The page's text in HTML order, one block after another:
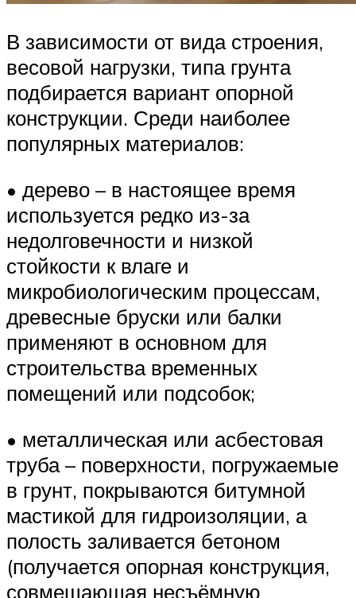
В зависимости от вида строения,
весовой нагрузки, типа грунта
подбирается вариант опорной
конструкции. Среди наиболее
популярных материалов:
• дерево – в настоящее время
используется редко из-за
недолговечности и низкой
стойкости к влаге и
микробиологическим процессам,
древесные бруски или балки
применяют в основном для
строительства временных
помещений или подсобок;
• металлическая или асбестовая
труба – поверхности, погружаемые
в грунт, покрываются битумной
мастикой для гидроизоляции, а
полость заливается бетоном
(получается опорная конструкция,
совмещающая несъёмную